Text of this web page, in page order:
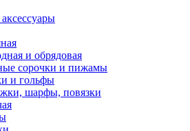
и обрядовая
сорочки и пижамы
и гольфы
шарфы, повязки